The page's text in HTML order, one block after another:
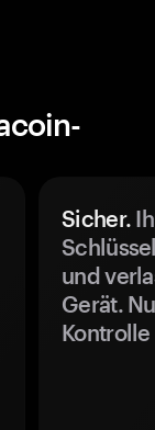
Sicher.
und
Gerät.